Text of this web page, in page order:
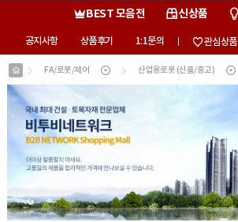
BEST 모음전 신상품
공지사항 상품후기 1:1문의 관심상품
FA/로봇/제어 산업용로봇 (신품/중고)